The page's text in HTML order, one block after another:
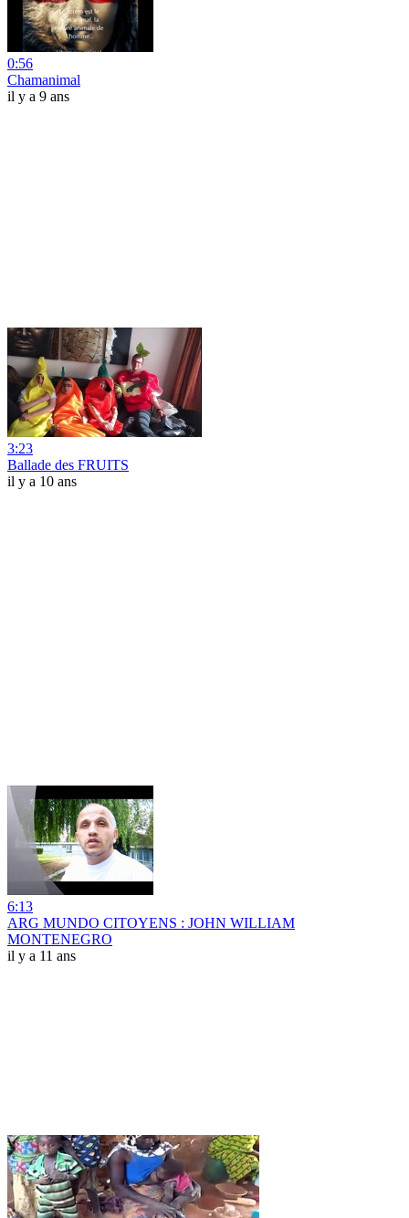
0:56
Chamanimal
il y a 9 ans
3:23
Ballade des FRUITS
il y a 10 ans
6:13
ARG MUNDO CITOYENS : JOHN WILLIAM
MONTENEGRO
il y a 11 ans